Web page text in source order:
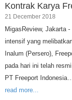
Kontrak Karya
21 December 2018
MigasReview, Jakarta
intensif yang
Inalum (Persero),
pada hari ini telah
PT Freeport Indonesia…
read more...